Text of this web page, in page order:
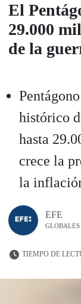
El
29.000
de la
histórico
hasta
crece la
la
EFE
GLOBALES
TIEMPO DE